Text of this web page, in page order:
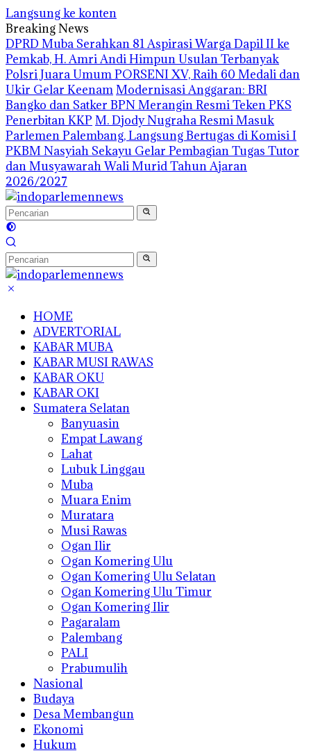
Langsung ke konten
Breaking News
DPRD Muba Serahkan 81 Aspirasi Warga Dapil II ke
Pemkab, H. Amri Andi Himpun Usulan Terbanyak
Polsri Juara Umum PORSENI XV, Raih 60 Medali dan
Ukir Gelar KeenamModernisasi Anggaran: BRI
Bangko dan Satker BPN Merangin Resmi Teken PKS
Penerbitan KKP M. Djody Nugraha Resmi Masuk
Parlemen Palembang, Langsung Bertugas di Komisi I
PKBM Nasyiah Sekayu Gelar Pembagian Tugas Tutor
dan Musyawarah Wali Murid Tahun Ajaran
2026/2027
HOME
ADVERTORIAL
KABAR MUBA
KABAR MUSI RAWAS
KABAR OKU
KABAR OKI
Sumatera Selatan
Banyuasin
Empat Lawang
Lahat
Lubuk Linggau
Muba
Muara Enim
Muratara
Musi Rawas
Ogan Ilir
Ogan Komering Ulu
Ogan Komering Ulu Selatan
Ogan Komering Ulu Timur
Ogan Komering Ilir
Pagaralam
Palembang
PALI
Prabumulih
Nasional
Budaya
Desa Membangun
Ekonomi
Hukum